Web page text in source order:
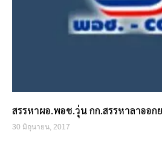
สรรหาผอ.พอช.วุ่น กก.สรรหาลาออ
30 มิถุนายน, 2017